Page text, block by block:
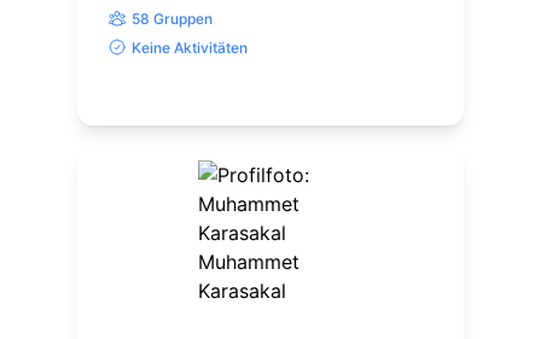
58 Gruppen
Keine Aktivitäten